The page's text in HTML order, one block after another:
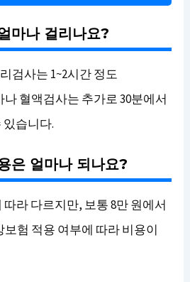
마나 걸리나요?
검사는 1~2시간 정도
혈액검사는 추가로 30분에서
있습니다.
은 얼마나 되나요?
따라 다르지만, 보통 8만 원에서
보험 적용 여부에 따라 비용이